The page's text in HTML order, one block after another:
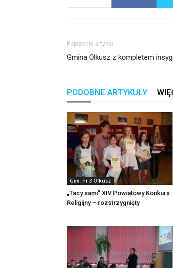
Poprzedni artykuł
Gmina Olkusz z kompletem
PODOBNE ARTYKUŁY
Gim. nr 3 Olkusz
„Tacy sami” XIV Powiatowy Konkurs
Religijny – rozstrzygnięty